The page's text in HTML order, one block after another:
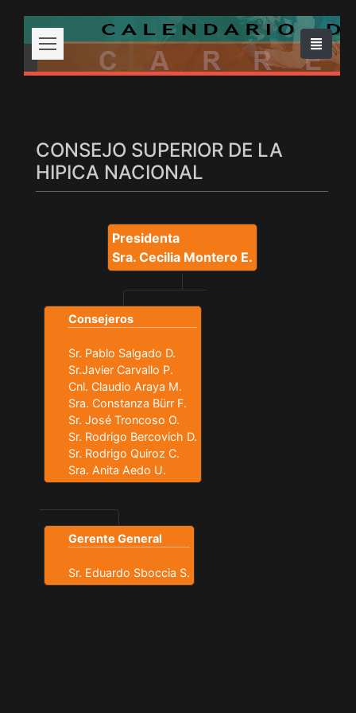
CONSEJO SUPERIOR DE LA
HIPICA NACIONAL
Presidenta
Sra. Cecilia Montero E.
Consejeros
Sr. Pablo Salgado D.
Sr.Javier Carvallo P.
Cnl. Claudio Araya M.
Sra. Constanza Bürr F.
Sr. José Troncoso O.
Sr. Rodrigo Bercovich D.
Sr. Rodrigo Quiroz C.
Sra. Anita Aedo U.
Gerente General
Sr. Eduardo Sboccia S.